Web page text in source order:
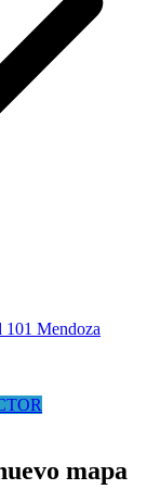
101 Mendoza
mapa